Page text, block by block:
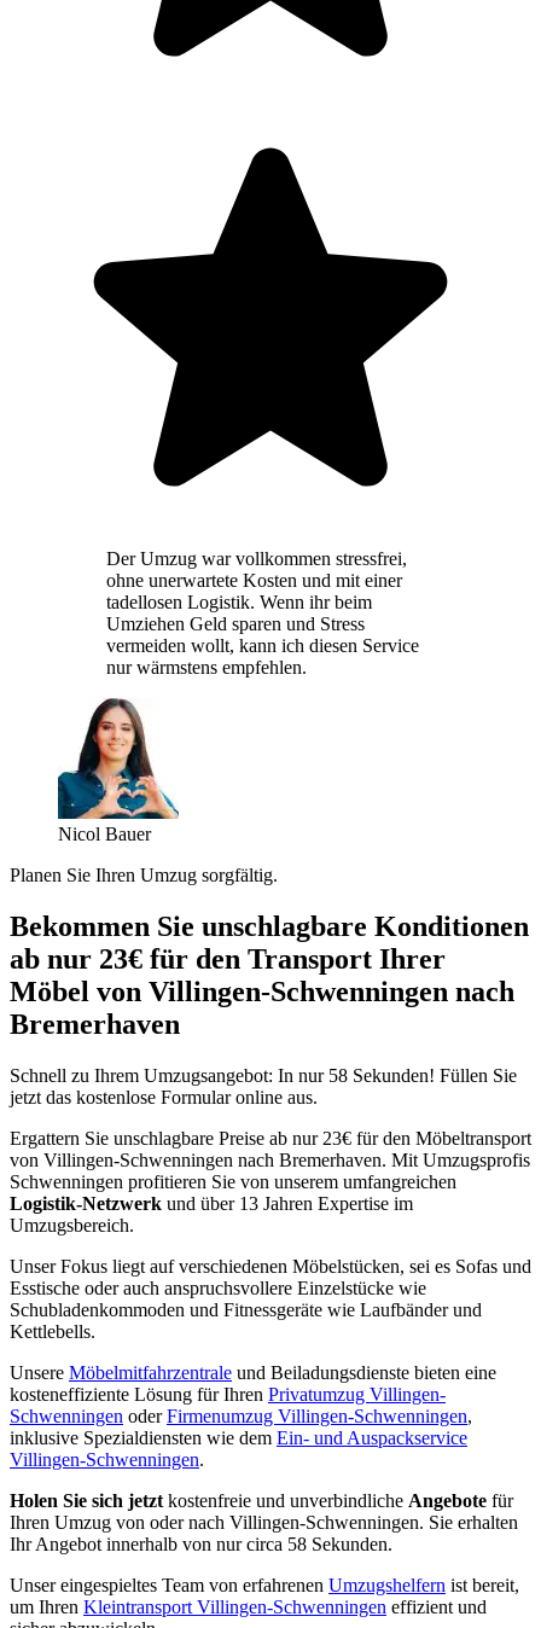
Der Umzug war vollkommen stressfrei,
ohne unerwartete Kosten und mit einer
tadellosen Logistik. Wenn ihr beim
Umziehen Geld sparen und Stress
vermeiden wollt, kann ich diesen Service
nur wärmstens empfehlen.
Nicol Bauer
Planen Sie Ihren Umzug sorgfältig.
Bekommen Sie unschlagbare Konditionen
ab nur 23€ für den Transport Ihrer
Möbel von Villingen-Schwenningen nach
Bremerhaven
Schnell zu Ihrem Umzugsangebot: In nur 58 Sekunden! Füllen Sie
jetzt das kostenlose Formular online aus.
Ergattern Sie unschlagbare Preise ab nur 23€ für den Möbeltransport
von Villingen-Schwenningen nach Bremerhaven. Mit Umzugsprofis
Schwenningen profitieren Sie von unserem umfangreichen
Logistik-Netzwerk und über 13 Jahren Expertise im
Umzugsbereich.
Unser Fokus liegt auf verschiedenen Möbelstücken, sei es Sofas und
Esstische oder auch anspruchsvollere Einzelstücke wie
Schubladenkommoden und Fitnessgeräte wie Laufbänder und
Kettlebells.
Unsere Möbelmitfahrzentrale und Beiladungsdienste bieten eine
kosteneffiziente Lösung für Ihren Privatumzug Villingen-
Schwenningen oderFirmenumzug Villingen-Schwenningen,
inklusive Spezialdiensten wie dem Ein- und Auspackservice
Villingen-Schwenningen.
Holen Sie sich jetzt kostenfreie und unverbindliche Angebote für
Ihren Umzug von oder nach Villingen-Schwenningen. Sie erhalten
Ihr Angebot innerhalb von nur circa 58 Sekunden.
Unser eingespieltes Team von erfahrenen Umzugshelfern ist bereit,
um Ihren Kleintransport Villingen-Schwenningen effizient und